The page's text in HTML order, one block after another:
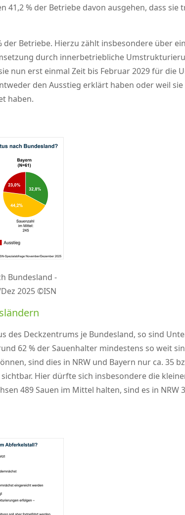
41,2 % der Betriebe davon ausgehen, dass
Betriebe. Hierzu zählt insbesondere über
durch innerbetriebliche
nun erst einmal Zeit bis Februar 2029 für die
den Ausstieg erklärt haben oder weil
haben.
Bundesland -
2025 ©ISN
des Deckzentrums je Bundesland, so sind
62 % der Sauenhalter mindestens so weit
sind dies in NRW und Bayern nur ca. 35
Hier dürfte sich insbesondere die
489 Sauen im Mittel halten, sind es in NRW